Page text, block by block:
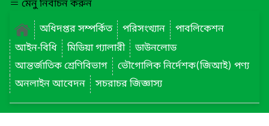
মেনু নির্বাচন করুন
অধিদপ্তর সম্পর্কিত
পরিসংখ্যান
পাবলিকেশন
আইন-বিধি
মিডিয়া গ্যালারী
ডাউনলোড
আন্তর্জাতিক শ্রেণিবিভাগ
ভৌগোলিক নির্দেশক(জিআই) পণ্য
অনলাইন আবেদন
সচরাচর জিজ্ঞাস্য